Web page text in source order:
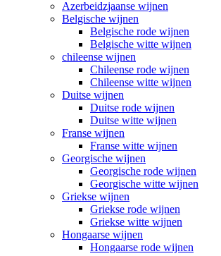
Azerbeidzjaanse wijnen
Belgische wijnen
Belgische rode wijnen
Belgische witte wijnen
chileense wijnen
Chileense rode wijnen
Chileense witte wijnen
Duitse wijnen
Duitse rode wijnen
Duitse witte wijnen
Franse wijnen
Franse witte wijnen
Georgische wijnen
Georgische rode wijnen
Georgische witte wijnen
Griekse wijnen
Griekse rode wijnen
Griekse witte wijnen
Hongaarse wijnen
Hongaarse rode wijnen